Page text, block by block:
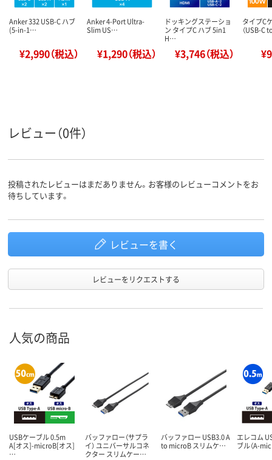
Anker 332 USB-C ハブ
(5-in-1…
¥2,990（税込）
Anker 4-Port Ultra-
Slim US…
¥1,290（税込）
ドッキングステーショ
ン タイプC ハブ 5in1
H…
¥3,746（税込）
タイプC
（USB-C
レビュー（0件）
投稿されたレビューはまだありません。お客様のレビューコメントをお
待ちしています。
レビューを書く
レビューをリクエストする
人気の商品
USBケーブル 0.5m
A[オス]-microB[オス]
…
バッファロー（サプラ
イ） ユニバーサルコネ
クター スリムケー…
バッファロー USB3.0 A
to microB スリムケ…
エレコム
ブル（A-